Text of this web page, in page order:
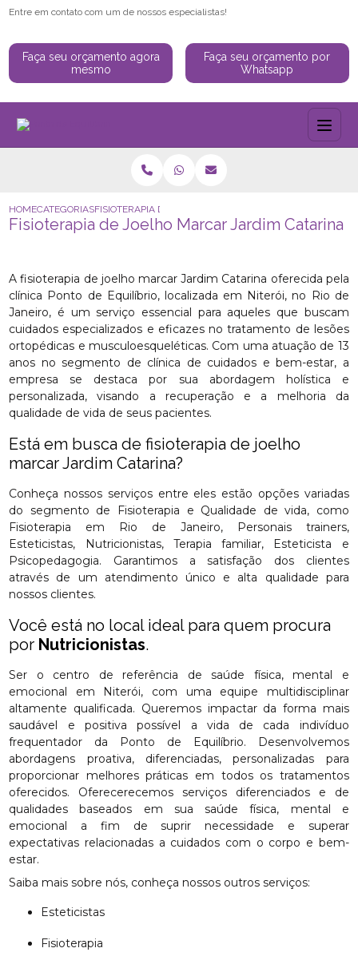
Entre em contato com um de nossos especialistas!
Faça seu orçamento agora
mesmo
Faça seu orçamento por
Whatsapp
HOMECATEGORIASFISIOTERAPIA DE JOELHO MARCAR JARDIM CATARINA
Fisioterapia de Joelho Marcar Jardim Catarina
A fisioterapia de joelho marcar Jardim Catarina oferecida pela
clínica Ponto de Equilíbrio, localizada em Niterói, no Rio de
Janeiro, é um serviço essencial para aqueles que buscam
cuidados especializados e eficazes no tratamento de lesões
ortopédicas e musculoesqueléticas. Com uma atuação de 13
anos no segmento de clínica de cuidados e bem-estar, a
empresa se destaca por sua abordagem holística e
personalizada, visando a recuperação e a melhoria da
qualidade de vida de seus pacientes.
Está em busca de fisioterapia de joelho
marcar Jardim Catarina?
Conheça nossos serviços entre eles estão opções variadas
do segmento de Fisioterapia e Qualidade de vida, como
Fisioterapia em Rio de Janeiro, Personais trainers,
Esteticistas, Nutricionistas, Terapia familiar, Esteticista e
Psicopedagogia. Garantimos a satisfação dos clientes
através de um atendimento único e alta qualidade para
nossos clientes.
Você está no local ideal para quem procura
por Nutricionistas.
Ser o centro de referência de saúde física, mental e
emocional em Niterói, com uma equipe multidisciplinar
altamente qualificada. Queremos impactar da forma mais
saudável e positiva possível a vida de cada indivíduo
frequentador da Ponto de Equilíbrio. Desenvolvemos
abordagens proativa, diferenciadas, personalizadas para
proporcionar melhores práticas em todos os tratamentos
oferecidos. Oferecerecemos serviços diferenciados e de
qualidades baseados em sua saúde física, mental e
emocional a fim de suprir necessidade e superar
expectativas relacionadas a cuidados com o corpo e bem-
estar.
Saiba mais sobre nós, conheça nossos outros serviços:
Esteticistas
Fisioterapia